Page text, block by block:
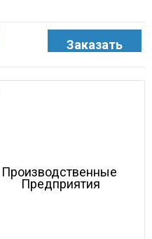
Производственные
Предприятия